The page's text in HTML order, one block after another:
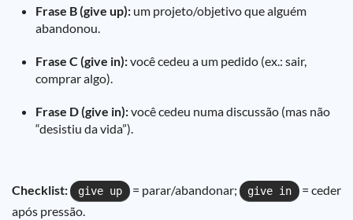
Frase B (give up): um projeto/objetivo que alguém
abandonou.
Frase C (give in):você cedeu a um pedido (ex.: sair,
comprar algo).
Frase D (give in):você cedeu numa discussão (mas não
“desistiu da vida”).
Checklist: give up = parar/abandonar; give in
= ceder
após pressão.